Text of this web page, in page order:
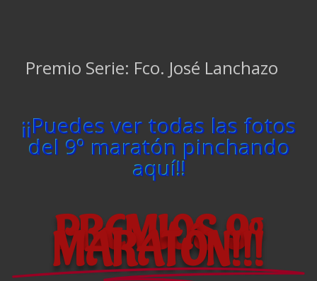
Premio Serie: Fco. José Lanchazo
¡¡Puedes ver todas las fotos
del 9º maratón pinchando
aquí!!
PREMIOS 9º
MARATÓN!!!